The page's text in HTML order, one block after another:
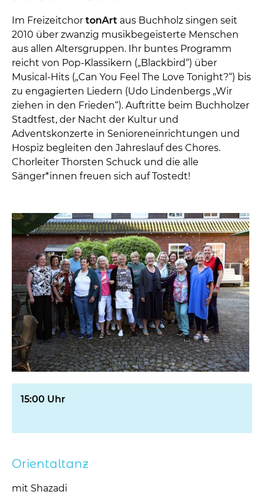
Im Freizeitchor tonArt aus Buchholz singen seit
2010 über zwanzig musikbegeisterte Menschen
aus allen Altersgruppen. Ihr buntes Programm
reicht von Pop-Klassikern („Blackbird“) über
Musical-Hits („Can You Feel The Love Tonight?“) bis
zu engagierten Liedern (Udo Lindenbergs „Wir
ziehen in den Frieden“). Auftritte beim Buchholzer
Stadtfest, der Nacht der Kultur und
Adventskonzerte in Senioreneinrichtungen und
Hospiz begleiten den Jahreslauf des Chores.
Chorleiter Thorsten Schuck und die alle
Sänger*innen freuen sich auf Tostedt!
15:00 Uhr
Orientaltanz
mit Shazadi